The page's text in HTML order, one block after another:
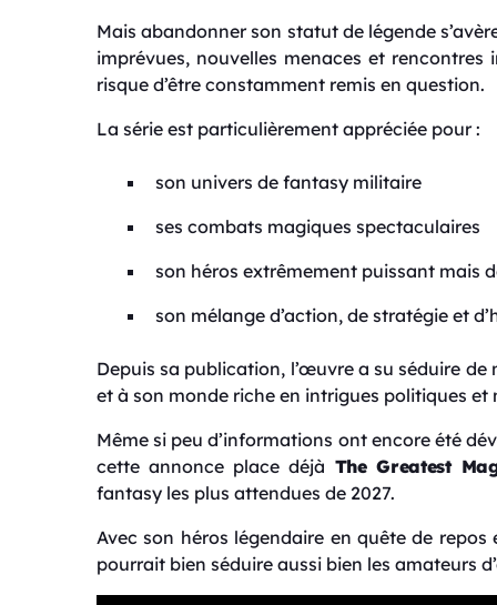
Mais abandonner son statut de légende
imprévues, nouvelles menaces et
risque d’être constamment remis en question.
La série est particulièrement appréciée pour :
son univers de fantasy militaire
ses combats magiques spectaculaires
son héros extrêmement puissant mais
son mélange d’action, de stratégie et
Depuis sa publication, l’œuvre a su séduire
et à son monde riche en intrigues politiques et
Même si peu d’informations ont encore été
cette annonce place déjà The Greatest
fantasy les plus attendues de 2027.
Avec son héros légendaire en quête de
pourrait bien séduire aussi bien les amateurs